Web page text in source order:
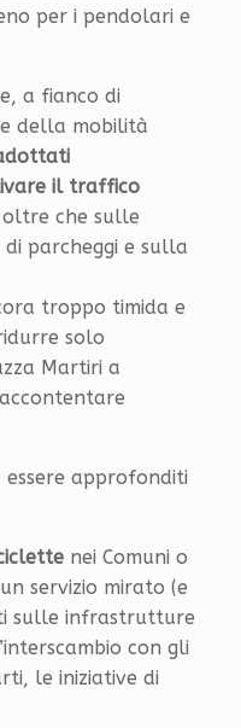
per i pendolari e
a fianco di
della mobilità
il traffico
che sulle
parcheggi e sulla
troppo timida e
solo
Martiri a
approfonditi
nei Comuni o
servizio mirato (e
sulle infrastrutture
con gli
le iniziative di